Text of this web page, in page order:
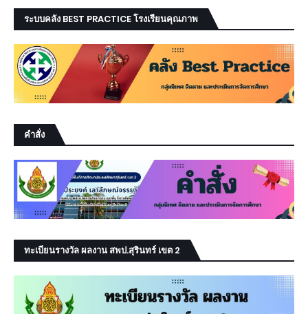
ระบบคลัง BEST PRACTICE โรงเรียนคุณภาพ
คำสั่ง
ทะเบียนรางวัล ผลงาน สพป.สุรินทร์ เขต 2